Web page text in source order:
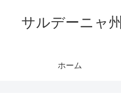
サルデーニャ
ホーム